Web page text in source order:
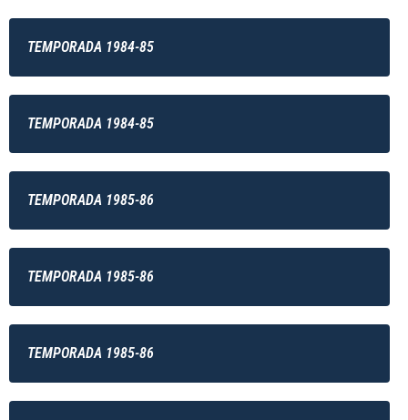
TEMPORADA 1984-85
TEMPORADA 1984-85
TEMPORADA 1985-86
TEMPORADA 1985-86
TEMPORADA 1985-86